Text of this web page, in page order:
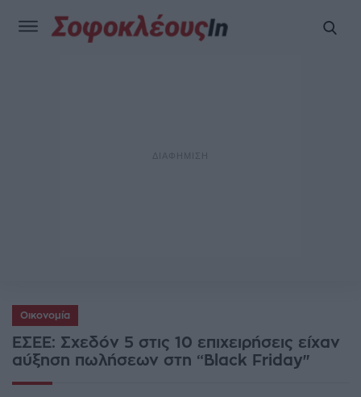
Οικονομία
ΕΣΕΕ: Σχεδόν 5 στις 10 επιχειρήσεις είχαν
αύξηση πωλήσεων στη “Black Friday"